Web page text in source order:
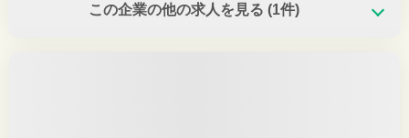
この企業の他の求人を見る (1件)